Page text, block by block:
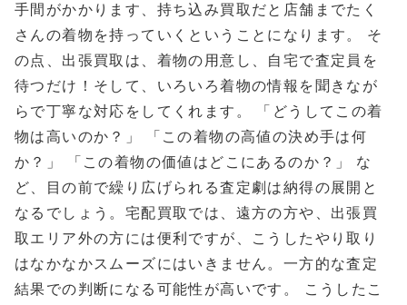
手間がかかります、持ち込み買取だと店舗までたく
さんの着物を持っていくということになります。 そ
の点、出張買取は、着物の用意し、自宅で査定員を
待つだけ！そして、いろいろ着物の情報を聞きなが
らで丁寧な対応をしてくれます。 「どうしてこの着
物は高いのか？」 「この着物の高値の決め手は何
か？」 「この着物の価値はどこにあるのか？」 な
ど、目の前で繰り広げられる査定劇は納得の展開と
なるでしょう。宅配買取では、遠方の方や、出張買
取エリア外の方には便利ですが、こうしたやり取り
はなかなかスムーズにはいきません。一方的な査定
結果での判断になる可能性が高いです。 こうしたこ